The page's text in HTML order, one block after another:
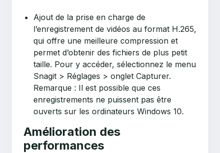
Ajout de la prise en charge de
l’enregistrement de vidéos au format H.265,
qui offre une meilleure compression et
permet d’obtenir des fichiers de plus petit
taille. Pour y accéder, sélectionnez le menu
Snagit > Réglages > onglet Capturer.
Remarque : Il est possible que ces
enregistrements ne puissent pas être
ouverts sur les ordinateurs Windows 10.
Amélioration des
performances